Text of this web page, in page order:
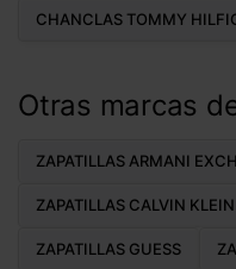
CHANCLAS TOMMY
Otras marcas
ZAPATILLAS ARMANI
ZAPATILLAS CALVIN KLEIN
ZAPATILLAS GUESS